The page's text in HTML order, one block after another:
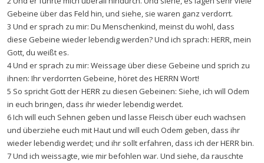
Gebeine über das Feld hin, und siehe, sie waren ganz verdorrt.
3 Und er sprach zu mir: Du Menschenkind, meinst du wohl, dass
diese Gebeine wieder lebendig werden? Und ich sprach: HERR, mein
Gott, du weißt es.
4 Und er sprach zu mir: Weissage über diese Gebeine und sprich zu
ihnen: Ihr verdorrten Gebeine, höret des HERRN Wort!
5 So spricht Gott der HERR zu diesen Gebeinen: Siehe, ich will Odem
in euch bringen, dass ihr wieder lebendig werdet.
6 Ich will euch Sehnen geben und lasse Fleisch über euch wachsen
und überziehe euch mit Haut und will euch Odem geben, dass ihr
wieder lebendig werdet; und ihr sollt erfahren, dass ich der HERR bin.
7 Und ich weissagte, wie mir befohlen war. Und siehe, da rauschte